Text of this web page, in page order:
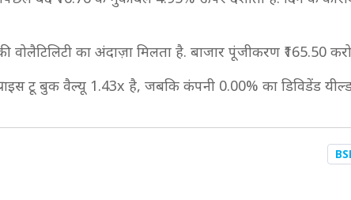
वोलैटिलिटी का अंदाज़ा मिलता है. बाजार पूंजीकरण ₹165.50
टू बुक वैल्यू 1.43x है, जबकि कंपनी 0.00% का डिविडेंड